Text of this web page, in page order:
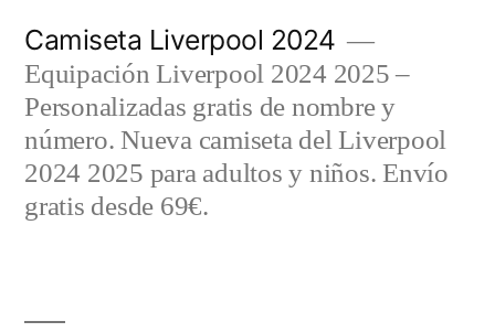
contenido
Camiseta Liverpool 2024
Equipación Liverpool 2024 2025 –
Personalizadas gratis de nombre y
número. Nueva camiseta del Liverpool
2024 2025 para adultos y niños. Envío
gratis desde 69€.